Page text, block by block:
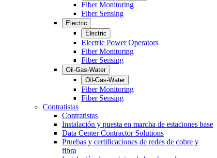
Fiber Monitoring
Fiber Sensing
Electric
Electric
Electric Power Operators
Fiber Monitoring
Fiber Sensing
Oil-Gas-Water
Oil-Gas-Water
Fiber Monitoring
Fiber Sensing
Contratistas
Contratistas
Instalación y puesta en marcha de estaciones base
Data Center Contractor Solutions
Pruebas y certificaciones de redes de cobre y
fibra